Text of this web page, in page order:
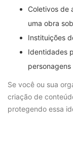
Coletivos de
uma obra
Instituições
Identidades
Se você ou sua
criação de
protegendo essa